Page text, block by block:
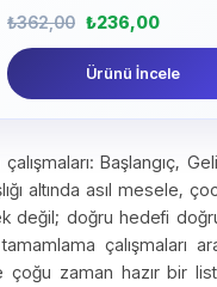
₺362,00 ₺236,00
Ürünü İncele
Başlangıç,
altında asıl mesele,
değil; doğru hedefi
çalışmaları
çoğu zaman hazır bir